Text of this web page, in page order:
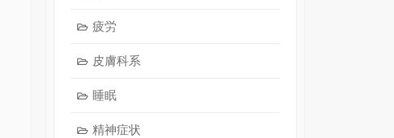
疲労
皮膚科系
睡眠
精神症状